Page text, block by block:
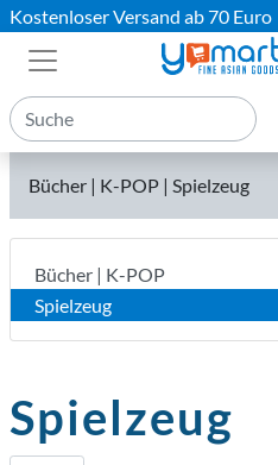
Kostenloser Versand ab 70 Euro
Bücher | K-POP | Spielzeug
Bücher | K-POP
Spielzeug
Spielzeug